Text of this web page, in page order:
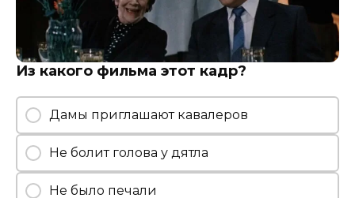
Из какого фильма этот кадр?
Дамы приглашают кавалеров
Не болит голова у дятла
Не было печали